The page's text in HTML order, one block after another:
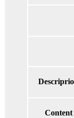
Content